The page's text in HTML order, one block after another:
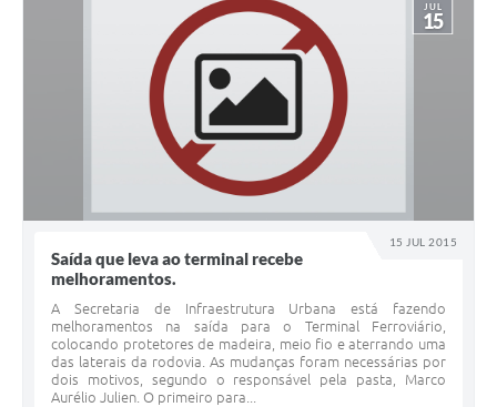
15 JUL 2015
JUL
15
Saída que leva ao terminal recebe
melhoramentos.
A Secretaria de Infraestrutura Urbana está fazendo
melhoramentos na saída para o Terminal Ferroviário,
colocando protetores de madeira, meio fio e aterrando uma
das laterais da rodovia. As mudanças foram necessárias por
dois motivos, segundo o responsável pela pasta, Marco
Aurélio Julien. O primeiro para...